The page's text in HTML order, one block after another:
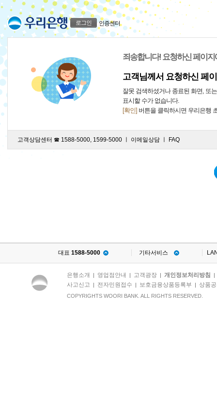
로그인 인증센터
죄송합니다! 요청하신 페이
고객님께서 요청하신 페
잘못 검색하셨거나 종료된 화면, 또
표시할 수가 없습니다.
[확인] 버튼을 클릭하시면 우리은행
고객상담센터 ☎ 1588-5000, 1599-5000 ㅣ 이메일상담 FAQ
대표 1588-5000 기타서비스
은행소개 | 영업점안내 | 고객광장| 개인정보처리방침
사고신고 | 전자민원접수 | 보호금융상품등록부 | 상품
COPYRIGHTS WOORI BANK. ALL RIGHTS RESERVED.